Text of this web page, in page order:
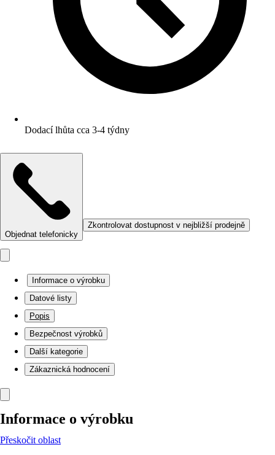
Dodací lhůta cca 3-4 týdny
Objednat telefonicky
Zkontrolovat dostupnost v nejbližší prodejně
Informace o výrobku
Datové listy
Popis
Bezpečnost výrobků
Další kategorie
Zákaznická hodnocení
Informace o výrobku
Přeskočit oblast